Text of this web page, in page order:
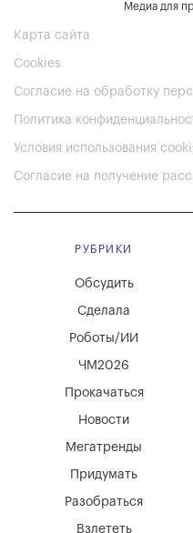
Медиа для
Карта сайта
Cookies
Согласие на обработку
Политика
Условия использования
Согласие на получение
РУБРИКИ
Мегатренды
Придумать
Разобраться
Взлететь
Новости
Обсудить
Сделала
Роботы/ИИ
ЧМ2026
Прокачаться